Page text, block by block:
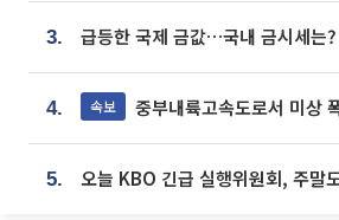
3. 급등한 국제 금값…국내 금시세는?
4. 속보 중부내륙고속도로서 미상
5. 오늘 KBO 긴급 실행위원회, 주말